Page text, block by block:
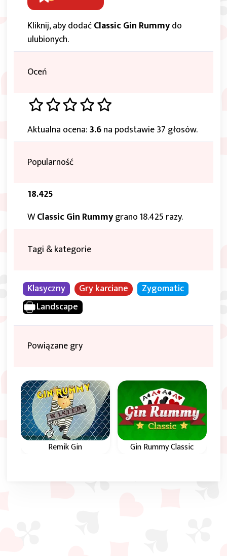
Kliknij, aby dodaćClassic Gin Rummydo
ulubionych.
Oceń
Aktualna ocena:3.6na podstawie 37 głosów.
Popularność
18.425
WClassic Gin Rummygrano 18.425 razy.
Tagi & kategorie
Klasyczny Gry karciane
Zygomatic
Landscape
Powiązane gry
Remik Gin
klasycznego remika
Gin Rummy Classic